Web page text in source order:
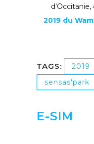
2019 du
TAGS: 2019
sensas'park
E-SIM